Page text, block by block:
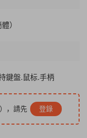
）
鍵盤.鼠标.手柄
，請先 登錄